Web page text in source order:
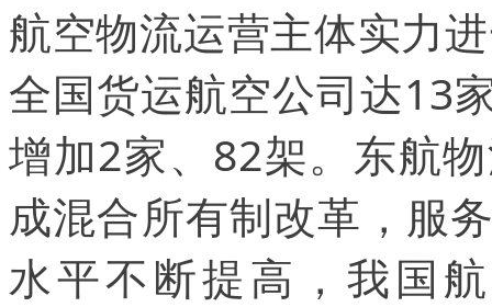
航空物流运营主体实力
全国货运航空公司达13
增加2家、82架。东航
成混合所有制改革，服
水平不断提高，我国